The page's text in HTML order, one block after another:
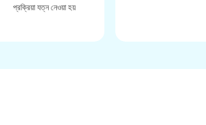
প্রক্রিয়া যত্ন নেওয়া হয়